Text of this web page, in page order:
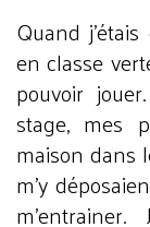
Quand
en classe
pouvoir
stage, mes
maison dans
m’y
m’entrainer.